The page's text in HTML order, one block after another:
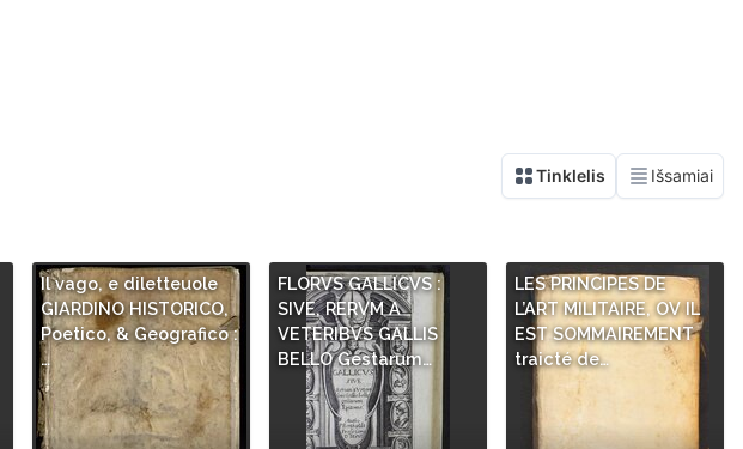
Il vago, e diletteuole
GIARDINO HISTORICO,
Poetico, & Geografico :
…
FLORVS GALLICVS :
SIVE, RERVM A
VETERIBVS GALLIS
BELLO Gestarum…
LES PRINCIPES DE
L’ART MILITAIRE, OV IL
EST SOMMAIREMENT
traicté de…